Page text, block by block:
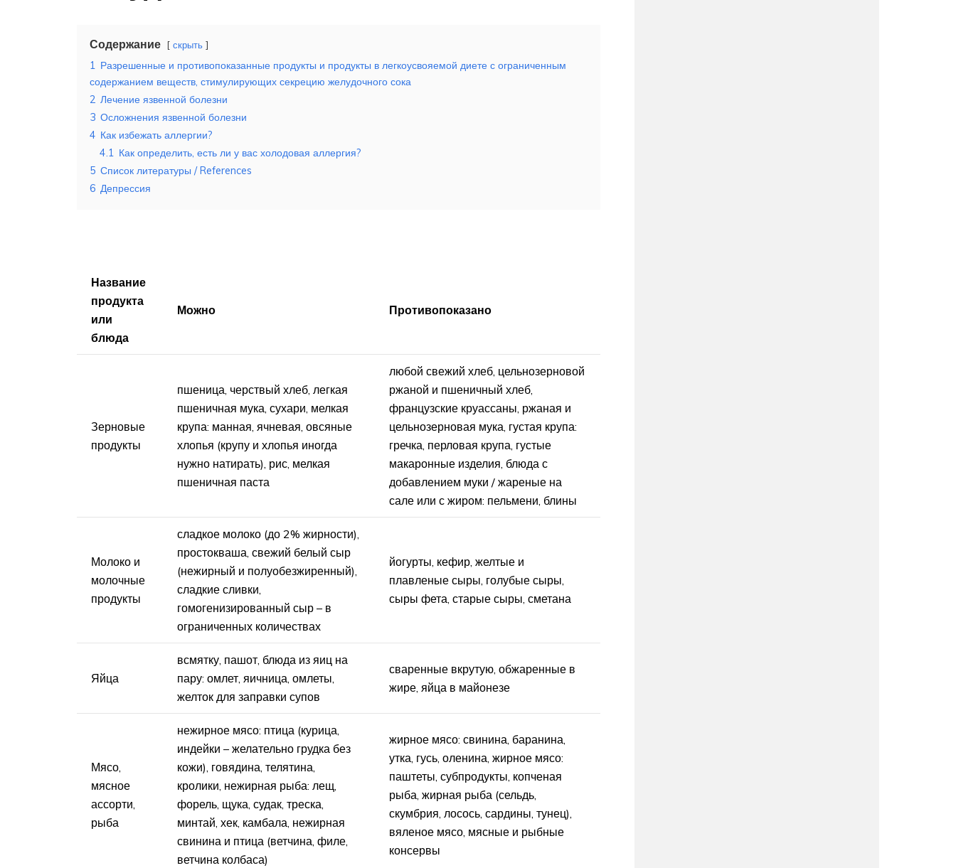
Содержание скрыть
1 Разрешенные и противопоказанные продукты и продукты в легкоусвояемой диете с ограниченным
содержанием веществ, стимулирующих секрецию желудочного сока
2 Лечение язвенной болезни
3 Осложнения язвенной болезни
4 Как избежать аллергии?
4.1 Как определить, есть ли у вас холодовая аллергия?
5 Список литературы / References
6 Депрессия
Название
продукта
или
блюда
Можно Противопоказано
Зерновые
продукты
пшеница, черствый хлеб, легкая
пшеничная мука, сухари, мелкая
крупа: манная, ячневая, овсяные
хлопья (крупу и хлопья иногда
нужно натирать), рис, мелкая
пшеничная паста
любой свежий хлеб, цельнозерновой
ржаной и пшеничный хлеб,
французские круассаны, ржаная и
цельнозерновая мука, густая крупа:
гречка, перловая крупа, густые
макаронные изделия, блюда с
добавлением муки / жареные на
сале или с жиром: пельмени, блины
Молоко и
молочные
продукты
сладкое молоко (до 2% жирности),
простокваша, свежий белый сыр
(нежирный и полуобезжиренный),
сладкие сливки,
гомогенизированный сыр – в
ограниченных количествах
йогурты, кефир, желтые и
плавленые сыры, голубые сыры,
сыры фета, старые сыры, сметана
Яйца
всмятку, пашот, блюда из яиц на
пару: омлет, яичница, омлеты,
желток для заправки супов
сваренные вкрутую, обжаренные в
жире, яйца в майонезе
Мясо,
мясное
ассорти,
рыба
нежирное мясо: птица (курица,
индейки – желательно грудка без
кожи), говядина, телятина,
кролики, нежирная рыба: лещ,
форель, щука, судак, треска,
минтай, хек, камбала, нежирная
свинина и птица (ветчина, филе,
ветчина колбаса)
жирное мясо: свинина, баранина,
утка, гусь, оленина, жирное мясо:
паштеты, субпродукты, копченая
рыба, жирная рыба (сельдь,
скумбрия, лосось, сардины, тунец),
вяленое мясо, мясные и рыбные
консервы